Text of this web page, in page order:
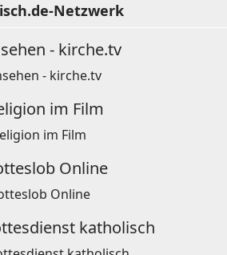
Netzwerk
- kirche.tv
im Film
Online